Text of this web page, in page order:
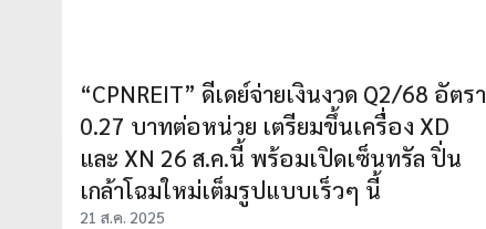
“CPNREIT” ดีเดย์จ่ายเงินงวด Q2/68 อัตรา
0.27 บาทต่อหน่วย เตรียมขึ้นเครื่อง XD
และ XN 26 ส.ค.นี้ พร้อมเปิดเซ็นทรัล ปิ่น
เกล้าโฉมใหม่เต็มรูปแบบเร็วๆ นี้
21 ส.ค. 2025